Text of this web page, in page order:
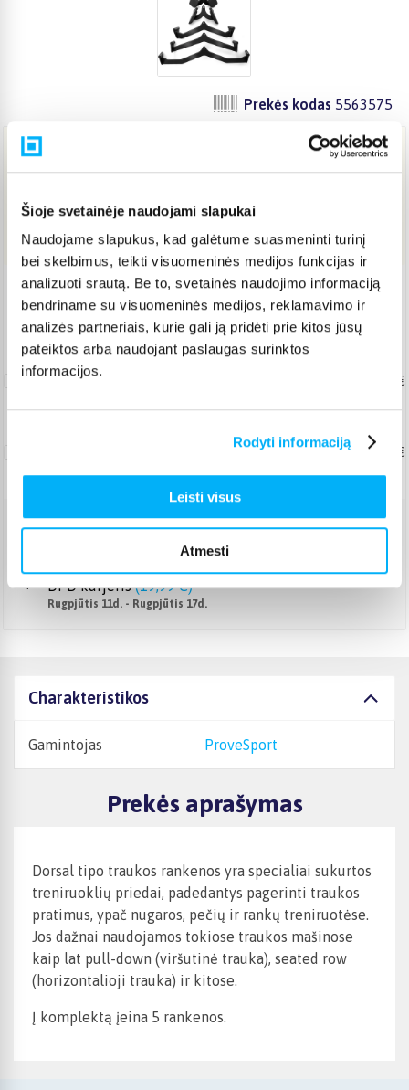
Šioje svetainėje naudojami slapukai
Naudojame slapukus, kad galėtume suasmeninti turinį
bei skelbimus, teikti visuomeninės medijos funkcijas ir
analizuoti srautą. Be to, svetainės naudojimo informaciją
bendriname su visuomeninės medijos, reklamavimo ir
analizės partneriais, kurie gali ją pridėti prie kitos jūsų
pateiktos arba naudojant paslaugas surinktos
informacijos.
Rodyti informaciją
Leisti visus
Atmesti
Prekės kodas 5563575
108,90 €
Pristatymas Lietuvoje: 1-5 d.d.
Nemokamas 10 mėn. ARTEA lizingas
Užnešimas
(didmiesčiai)
34,99 €
49,99 €
Rugpjūtis 11d. - Rugpjūtis 17d.
DPD kurjeris (19,99 €)
Rugpjūtis 11d. - Rugpjūtis 17d.
Charakteristikos
Gamintojas ProveSport
Prekės aprašymas
Dorsal tipo traukos rankenos yra specialiai sukurtos
treniruoklių priedai, padedantys pagerinti traukos
pratimus, ypač nugaros, pečių ir rankų treniruotėse.
Jos dažnai naudojamos tokiose traukos mašinose
kaip lat pull-down (viršutinė trauka), seated row
(horizontalioji trauka) ir kitose.
Į komplektą įeina 5 rankenos.